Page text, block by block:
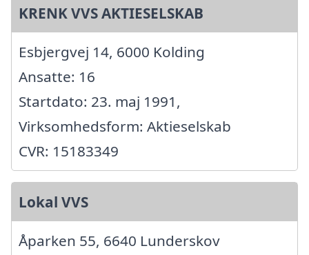
KRENK VVS AKTIESELSKAB
Esbjergvej 14, 6000 Kolding
Ansatte: 16
Startdato: 23. maj 1991,
Virksomhedsform: Aktieselskab
CVR: 15183349
Lokal VVS
Åparken 55, 6640 Lunderskov